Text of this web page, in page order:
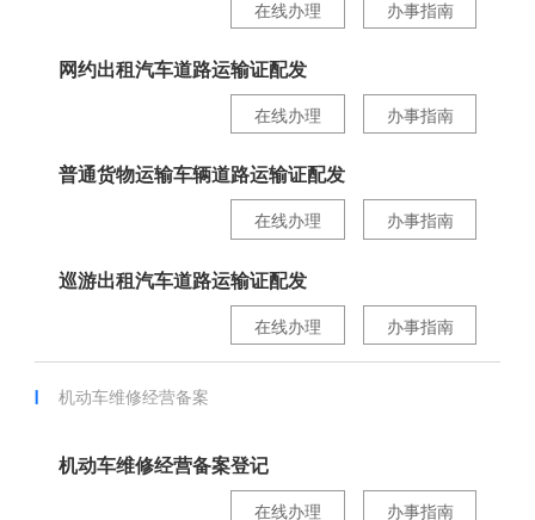
办事指南
在线办理
网约出租汽车道路运输证配发
办事指南
在线办理
普通货物运输车辆道路运输证配发
办事指南
在线办理
巡游出租汽车道路运输证配发
办事指南
在线办理
机动车维修经营备案
机动车维修经营备案登记
办事指南
在线办理